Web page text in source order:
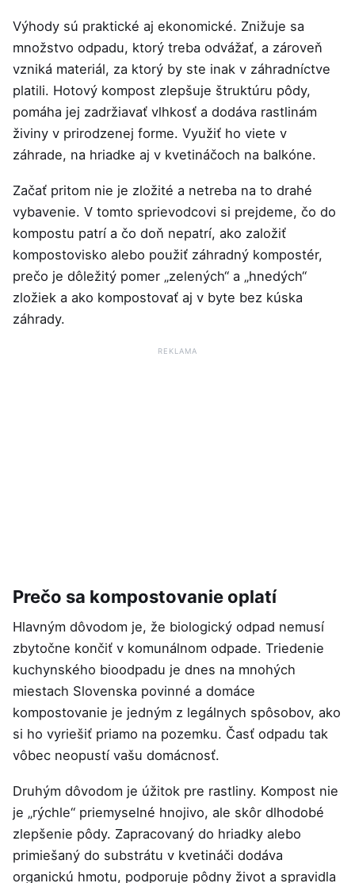
Výhody sú praktické aj ekonomické. Znižuje sa
množstvo odpadu, ktorý treba odvážať, a zároveň
vzniká materiál, za ktorý by ste inak v záhradníctve
platili. Hotový kompost zlepšuje štruktúru pôdy,
pomáha jej zadržiavať vlhkosť a dodáva rastlinám
živiny v prirodzenej forme. Využiť ho viete v
záhrade, na hriadke aj v kvetináčoch na balkóne.
Začať pritom nie je zložité a netreba na to drahé
vybavenie. V tomto sprievodcovi si prejdeme, čo do
kompostu patrí a čo doň nepatrí, ako založiť
kompostovisko alebo použiť záhradný kompostér,
prečo je dôležitý pomer „zelených“ a „hnedých“
zložiek a ako kompostovať aj v byte bez kúska
záhrady.
REKLAMA
Prečo sa kompostovanie oplatí
Hlavným dôvodom je, že biologický odpad nemusí
zbytočne končiť v komunálnom odpade. Triedenie
kuchynského bioodpadu je dnes na mnohých
miestach Slovenska povinné a domáce
kompostovanie je jedným z legálnych spôsobov, ako
si ho vyriešiť priamo na pozemku. Časť odpadu tak
vôbec neopustí vašu domácnosť.
Druhým dôvodom je úžitok pre rastliny. Kompost nie
je „rýchle“ priemyselné hnojivo, ale skôr dlhodobé
zlepšenie pôdy. Zapracovaný do hriadky alebo
primiešaný do substrátu v kvetináči dodáva
organickú hmotu, podporuje pôdny život a spravidla